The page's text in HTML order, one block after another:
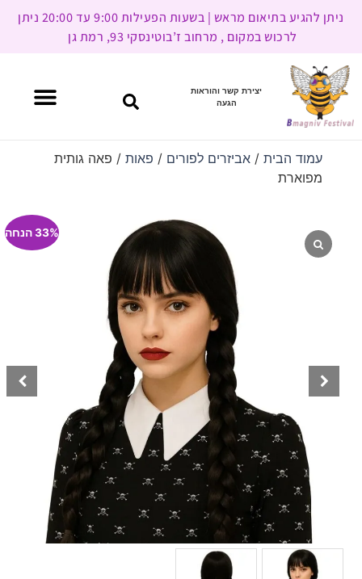
ניתן להגיע בתיאום מראש | בשעות הפעילות 9:00 עד 20:00 ניתן
לרכוש במקום , מרחוב ז’בוטינסקי 93, רמת גן
יצירת קשר והוראות
הגעה
עמוד הבית/ אביזרים לפורים / פאות/ פאה גותית
מפוארת
33% הנחה